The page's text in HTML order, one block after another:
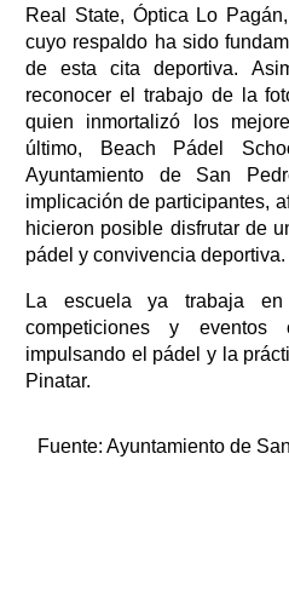
Real State, Óptica Lo
cuyo respaldo ha sido
de esta cita deportiva.
reconocer el trabajo de la
quien inmortalizó los
último, Beach Pádel
Ayuntamiento de San
implicación de participantes,
hicieron posible disfrutar de
pádel y convivencia deportiva.
La escuela ya trabaja
competiciones y
impulsando el pádel y la
Pinatar.
Fuente: Ayuntamiento de